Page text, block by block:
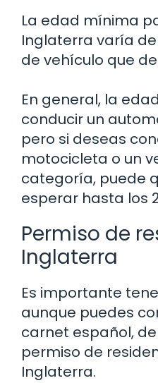
La edad mínima
Inglaterra varía
de vehículo que
En general, la
conducir un
pero si deseas
motocicleta o un
categoría, puede
esperar hasta los
Permiso de
Inglaterra
Es importante
aunque puedes
carnet español,
permiso de
Inglaterra.